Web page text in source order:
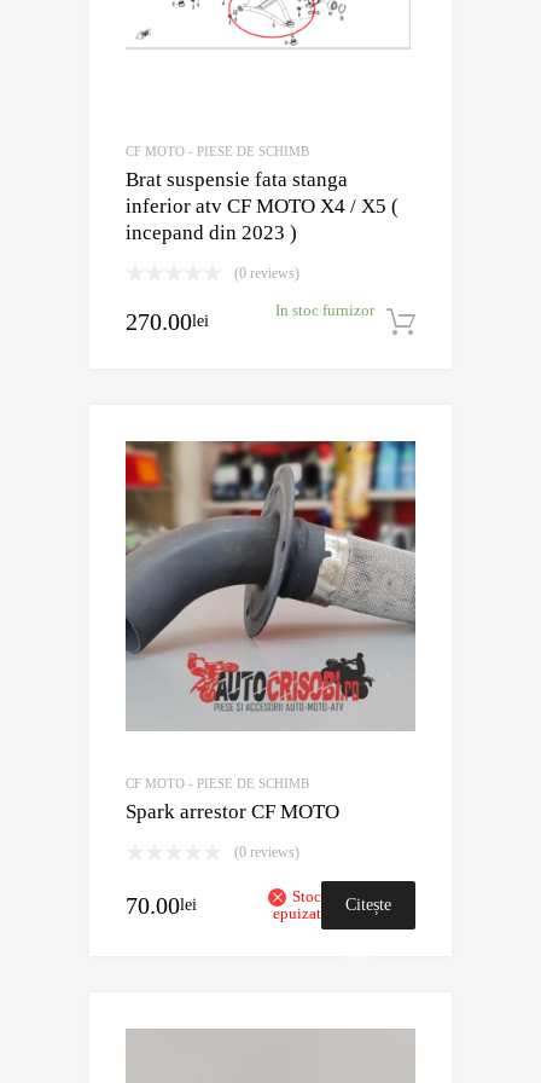
CF MOTO - PIESE DE SCHIMB
Brat suspensie fata stanga
inferior atv CF MOTO X4 / X5 (
incepand din 2023 )
(0 reviews)
270.00lei
In stoc furnizor
CF MOTO - PIESE DE SCHIMB
Spark arrestor CF MOTO
(0 reviews)
70.00lei
Stoc
epuizat
Citește